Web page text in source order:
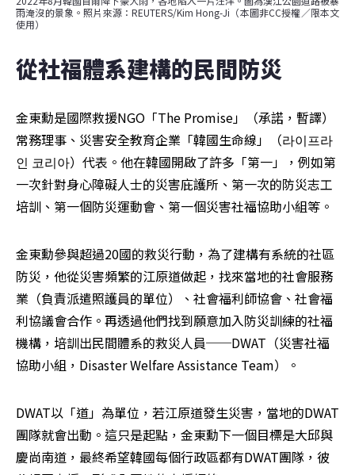
雨淹沒的景象。照片來源：REUTERS/Kim Hong-Ji（本圖非CC授權／限本文
使用）
從社福體系建構的民間防災
金東勳是國際救援NGO「The Promise」（承諾，暫譯）
常務理事、災害安全教育企業「韓國生命線」（라이프라
인 코리아）代表。他在韓國開啟了許多「第一」，例如第
一次針對身心障礙人士的災害庇護所、第一次的防災志工
培訓、第一個防災運動會、第一個災害社福協助小組等。
金東勳參與超過20國的救災行動，為了建構有系統的社區
防災，他從災害頻繁的江原道做起，找來當地的社會服務
業（負責派遣照護員的單位）、社會福利師協會、社會福
利協議會合作。再透過他們找到願意加入防災訓練的社福
機構，培訓出民間體系的救災人員──DWAT（災害社福
協助小組，Disaster Welfare Assistance Team）。
DWAT以「道」為單位，若江原道發生災害，當地的DWAT
團隊就會出動。這只是起點，金東勳下一個目標是大邱與
慶尚南道，最終希望韓國每個行政區都有DWAT團隊，彼